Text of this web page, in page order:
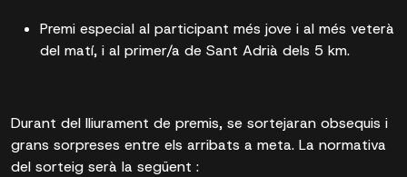
Premi especial al participant més jove i al més veterà
del matí, i al primer/a de Sant Adrià dels 5 km.
Durant del lliurament de premis, se sortejaran obsequis i
grans sorpreses entre els arribats a meta. La normativa
del sorteig serà la següent :